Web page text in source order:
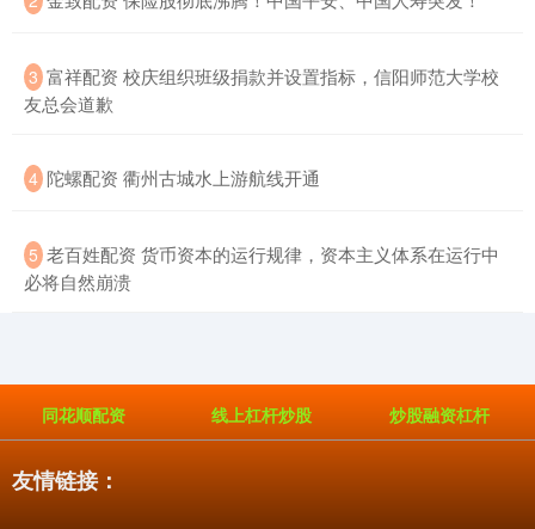
3 ​富祥配资 校庆组织班级捐款并设置指标，信阳师范大学校
友总会道歉
4 ​陀螺配资 衢州古城水上游航线开通
5 ​老百姓配资 货币资本的运行规律，资本主义体系在运行中
必将自然崩溃
同花顺配资 线上杠杆炒股 炒股融资杠杆
友情链接：